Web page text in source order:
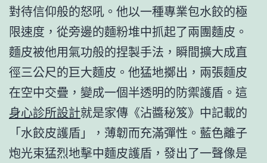
對待信仰般的怒吼。他以一種專業包水餃的極
限速度，從旁邊的麵粉堆中抓起了兩團麵皮。
麵皮被他用氣功般的捏製手法，瞬間擴大成直
徑三公尺的巨大麵皮。他猛地擲出，兩張麵皮
在空中交疊，變成一個半透明的防禦護盾。這
身心診所設計就是家傳《沾醬秘笈》中記載的
「水餃皮護盾」，薄韌而充滿彈性。藍色離子
炮光束猛烈地擊中麵皮護盾，發出了一聲像是